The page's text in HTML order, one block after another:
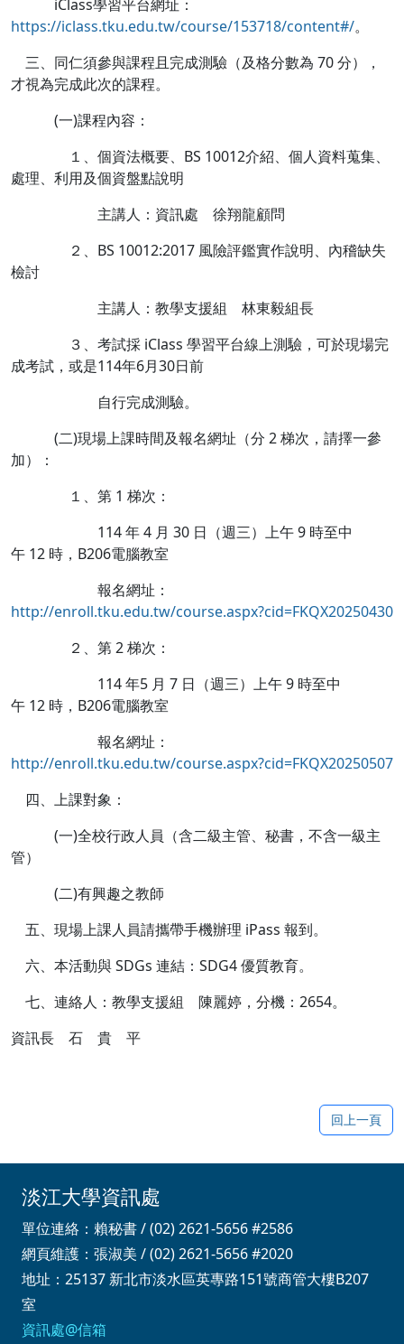
iClass學習平台網址：
https://iclass.tku.edu.tw/course/153718/content#/。
三、同仁須參與課程且完成測驗（及格分數為 70 分），
才視為完成此次的課程。
(一)課程內容：
１、個資法概要、BS 10012介紹、個人資料蒐集、
處理、利用及個資盤點說明
主講人：資訊處 徐翔龍顧問
２、BS 10012:2017 風險評鑑實作說明、內稽缺失
檢討
主講人：教學支援組 林東毅組長
３、考試採 iClass 學習平台線上測驗，可於現場完
成考試，或是114年6月30日前
自行完成測驗。
(二)現場上課時間及報名網址（分 2 梯次，請擇一參
加）：
１、第 1 梯次：
114 年 4 月 30 日（週三）上午 9 時至中
午 12 時，B206電腦教室
報名網址：
http://enroll.tku.edu.tw/course.aspx?cid=FKQX20250430
２、第 2 梯次：
114 年5 月 7 日（週三）上午 9 時至中
午 12 時，B206電腦教室
報名網址：
http://enroll.tku.edu.tw/course.aspx?cid=FKQX20250507
四、上課對象：
(一)全校行政人員（含二級主管、秘書，不含一級主
管）
(二)有興趣之教師
五、現場上課人員請攜帶手機辦理 iPass 報到。
六、本活動與 SDGs 連結：SDG4 優質教育。
七、連絡人：教學支援組 陳麗婷，分機：2654。
資訊長 石 貴 平
回上一頁
淡江大學資訊處
單位連絡：賴秘書 / (02) 2621-5656 #2586
網頁維護：張淑美 / (02) 2621-5656 #2020
地址：25137 新北市淡水區英專路151號商管大樓B207
室
資訊處@信箱